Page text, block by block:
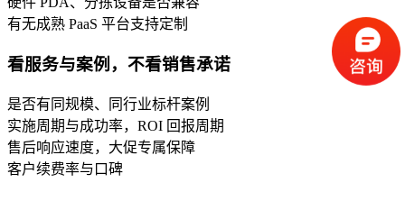
有无成熟 PaaS 平台支持定制
看服务与案例，不看销售承诺
是否有同规模、同行业标杆案例
实施周期与成功率，ROI 回报周期
售后响应速度，大促专属保障
客户续费率与口碑